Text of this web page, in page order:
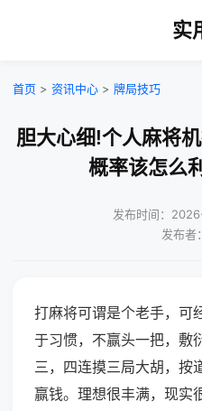
实
首页 > 资讯中心 > 牌局技巧
胆大心细!个人麻将
概率该怎么
发布时间：
发布者
打麻将可谓是个老手，可
于习惯，不赢头一把，敷
三，四连摸三局大胡，按
赢钱。理想很丰满，现实